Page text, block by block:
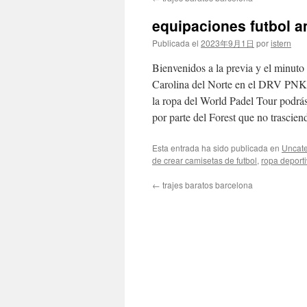
contenido
equipaciones futbol
Publicada el 2023年9月1日 poristern
Bienvenidos a la previa y el
Carolina del Norte en el DRV
la ropa del World Padel Tour
por parte del Forest que no
Esta entrada ha sido publicada en
de crear camisetas de futbol, ropa
← trajes baratos barcelona